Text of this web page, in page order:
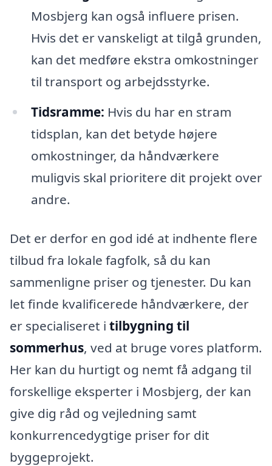
Mosbjerg kan også influere prisen.
Hvis det er vanskeligt at tilgå grunden,
kan det medføre ekstra omkostninger
til transport og arbejdsstyrke.
Tidsramme: Hvis du har en stram
tidsplan, kan det betyde højere
omkostninger, da håndværkere
muligvis skal prioritere dit projekt over
andre.
Det er derfor en god idé at indhente flere
tilbud fra lokale fagfolk, så du kan
sammenligne priser og tjenester. Du kan
let finde kvalificerede håndværkere, der
er specialiseret i tilbygning til
sommerhus, ved at bruge vores platform.
Her kan du hurtigt og nemt få adgang til
forskellige eksperter i Mosbjerg, der kan
give dig råd og vejledning samt
konkurrencedygtige priser for dit
byggeprojekt.